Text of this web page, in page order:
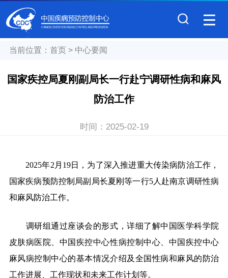
当前位置： 首页> 中心要闻
国家疾控局夏刚副局长一行赴宁调研性病和麻风
防治工作
时间： 2025-02-19
2025年2月19日，为了深入推进重大传染病防治工作，
国家疾病预防控制局副局长夏刚等一行5人赴南京调研性病
和麻风防治工作。
调研组通过座谈会的形式，详细了解中国医学科学院
皮肤病医院、中国疾控中心性病控制中心、中国疾控中心
麻风病控制中心的基本情况介绍及全国性病和麻风的防治
工作进展、工作现状和未来工作计划等。